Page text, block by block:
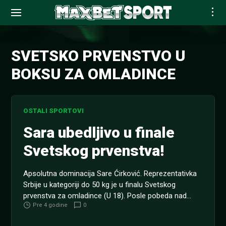
contentSVETSKO PRVENSTVO U
BOKSU ZA OMLADINCE
OSTALI SPORTOVI
Sara ubedljivo u finale
Svetskog prvenstva!
Apsolutna dominacija Sare Ćirković. Reprezentativka
Srbije u kategoriji do 50 kg je u finalu Svetskog
prvenstva za omladince (U 18). Posle pobeda nad
Meksikankom i Engleskinjom na red je došao i trijumf
Pre 4 godine 0